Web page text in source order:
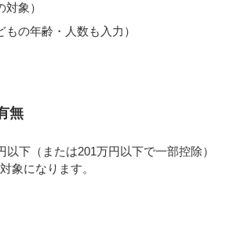
象）
の年齢・人数も入力）
無
以下（または201万円以下で一部控除）
象になります。